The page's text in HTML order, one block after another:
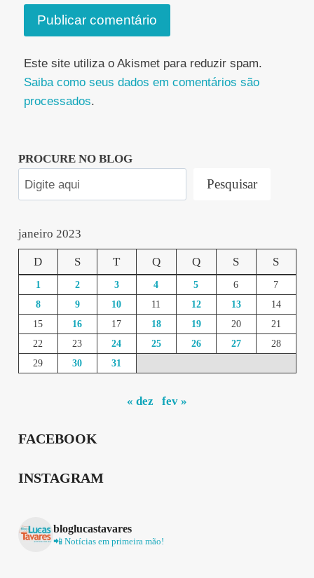
Este site utiliza o Akismet para reduzir spam.
Saiba como seus dados em comentários são
processados.
PROCURE NO BLOG
Pesquisar
janeiro 2023
D S T Q Q S S
1 2 3 4 5 6
7
8
9 10 11 12 13
14
15
16 17 18 19 20
21
22
23 24 25 26 27
28
29
30 31
« dez fev »
FACEBOOK
INSTAGRAM
bloglucastavares
📲 Notícias em primeira mão!